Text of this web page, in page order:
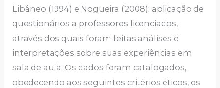
Libâneo (1994) e Nogueira (2008); aplicação de
questionários a professores licenciados,
através dos quais foram feitas análises e
interpretações sobre suas experiências em
sala de aula. Os dados foram catalogados,
obedecendo aos seguintes critérios éticos, os